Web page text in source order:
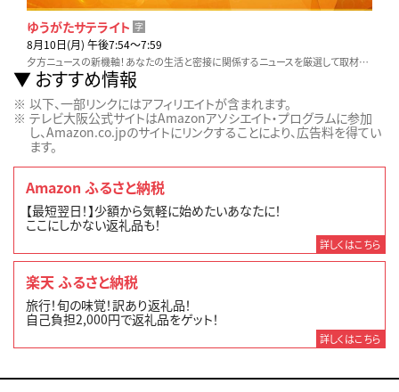
ゆうがたサテライト 字
8月10日(月) 午後7:54〜7:59
夕方ニュースの新機軸！あなたの生活と密接に関係するニュースを厳選して取材。他とは違う視点と切り口でいち早くお伝えします！
おすすめ情報
以下、一部リンクにはアフィリエイトが含まれます。
テレビ大阪公式サイトはAmazonアソシエイト・プログラムに参加
し、Amazon.co.jpのサイトにリンクすることにより、広告料を得てい
ます。
Amazon ふるさと納税
【最短翌日！】少額から気軽に始めたいあなたに！
ここにしかない返礼品も！
詳しくはこちら
楽天 ふるさと納税
旅行！旬の味覚！訳あり返礼品！
自己負担2,000円で返礼品をゲット！
詳しくはこちら